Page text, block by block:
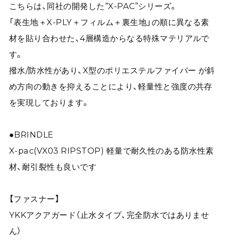
こちらは、同社の開発した“X-PAC”シリーズ。
「表生地＋X-PLY＋フィルム＋裏生地」の順に異なる素
材を貼り合わせた、4層構造からなる特殊マテリアルで
す。
撥水/防水性があり、X型のポリエステルファイバー が斜
め方向の動きを抑えることにより、軽量性と強度の共存
を実現しております。
●BRINDLE
X-pac(VX03 RIPSTOP) 軽量で耐久性のある防水性素
材、耐引裂性も良いです
【ファスナー】
YKKアクアガード（止水タイプ、完全防水ではありませ
ん）